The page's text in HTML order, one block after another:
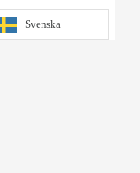
Svenska